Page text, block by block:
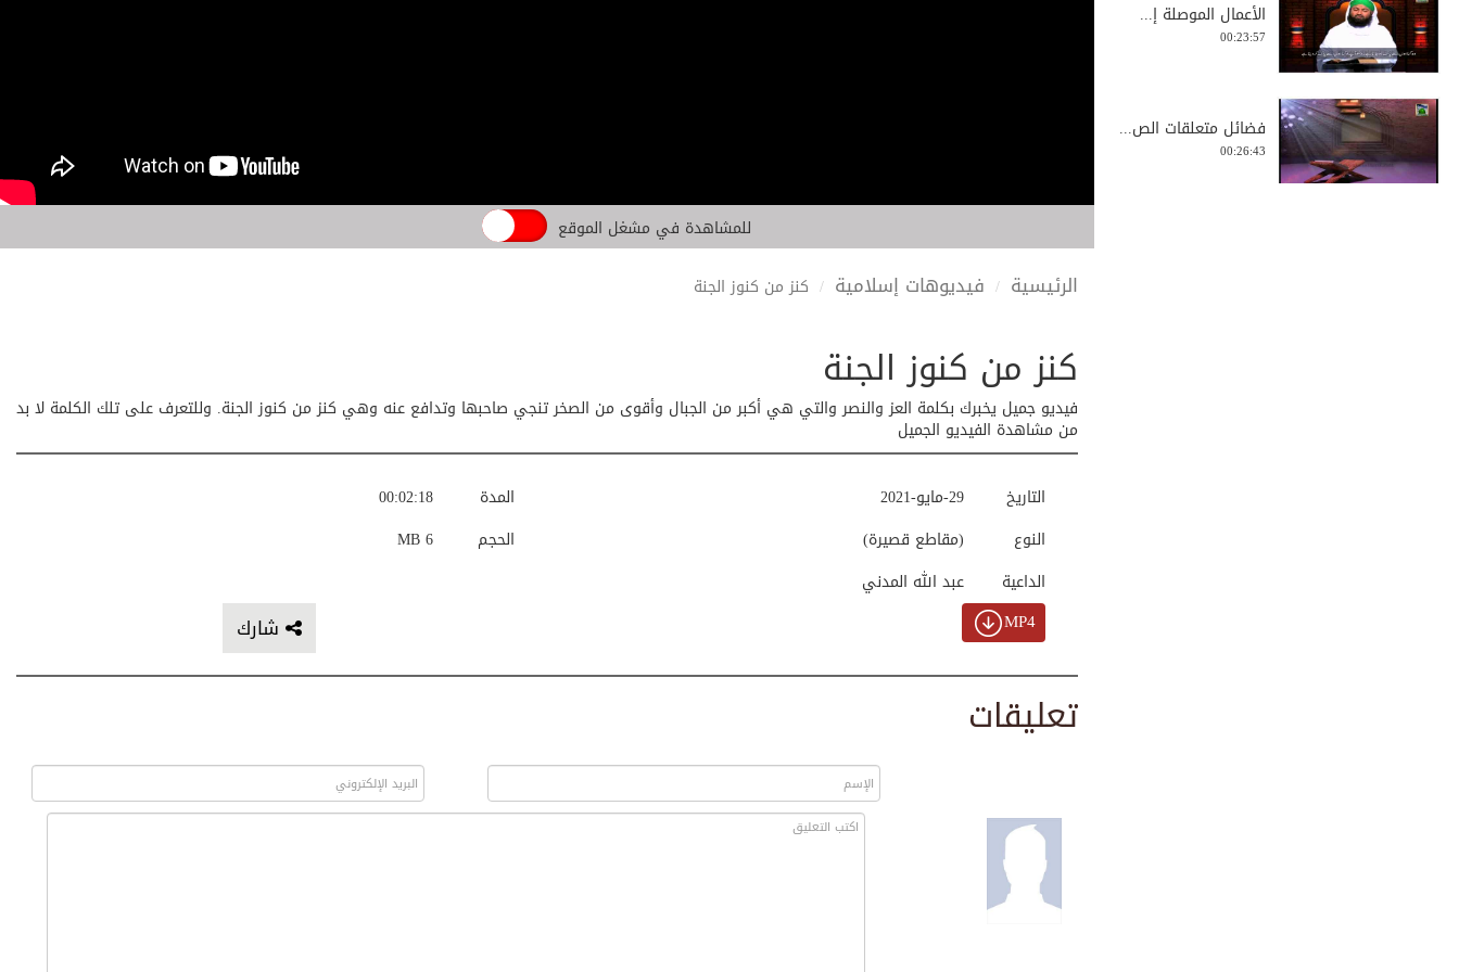
للمشاهدة في مشغل الموقع
الرئيسية فيديوهات إسلامية كنز من كنوز الجنة
كنز من كنوز الجنة
فيديو جميل يخبرك بكلمة العز والنصر والتي هي أكبر من الجبال وأقوى من الصخر تنجي صاحبها وتدافع عنه وهي كنز من كنوز الجنة. وللتعرف على تلك الكلمة لا بد
من مشاهدة الفيديو الجميل
00:02:18
المدة
6 MB
الحجم
29-مايو-2021
التاريخ
(مقاطع قصيرة)
النوع
عبد الله المدني
الداعية
شارك MP4
تعليقات
الأعمال الموصلة إ...
00:23:57
فضائل متعلقات الص...
00:26:43